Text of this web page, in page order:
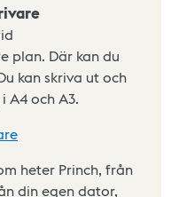
plan. Där kan du
kan skriva ut och
A4 och A3.
heter Princh, från
din egen dator,